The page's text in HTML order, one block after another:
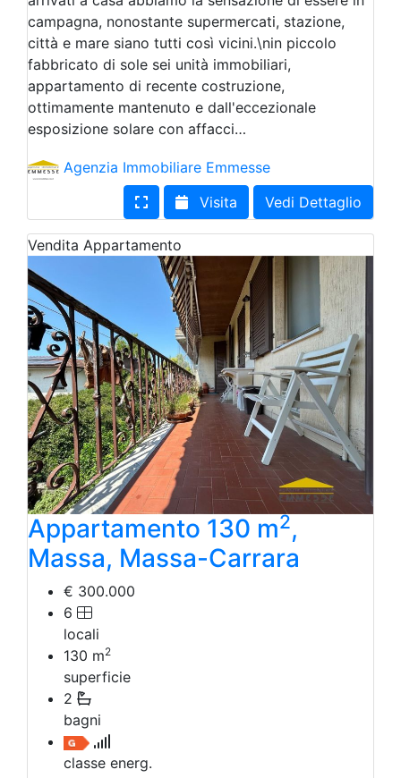
campagna, nonostante supermercati, stazione,
città e mare siano tutti così vicini.\nin piccolo
fabbricato di sole sei unità immobiliari,
appartamento di recente costruzione,
ottimamente mantenuto e dall'eccezionale
esposizione solare con affacci…
Agenzia Immobiliare Emmesse
Visita
Vedi Dettaglio
Vendita Appartamento
Appartamento 130 m2,
Massa, Massa-Carrara
€ 300.000
6
locali
130 m2
superficie
2
bagni
classe energ.